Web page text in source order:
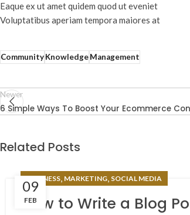
Eaque ex ut amet quidem quod ut eveniet
Voluptatibus aperiam tempora maiores at
CommunityKnowledgeManagement
Newer
6 Simple Ways To Boost Your Ecommerce
Related Posts
09
FEB
BUSINESS, MARKETING, SOCIAL MEDIA
How to Write a Blog